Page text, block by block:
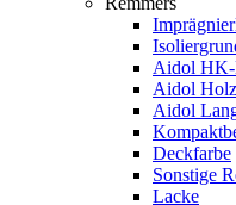
Aidol HK-
Aidol
Aidol
Deckfarbe
Sonstige
Lacke